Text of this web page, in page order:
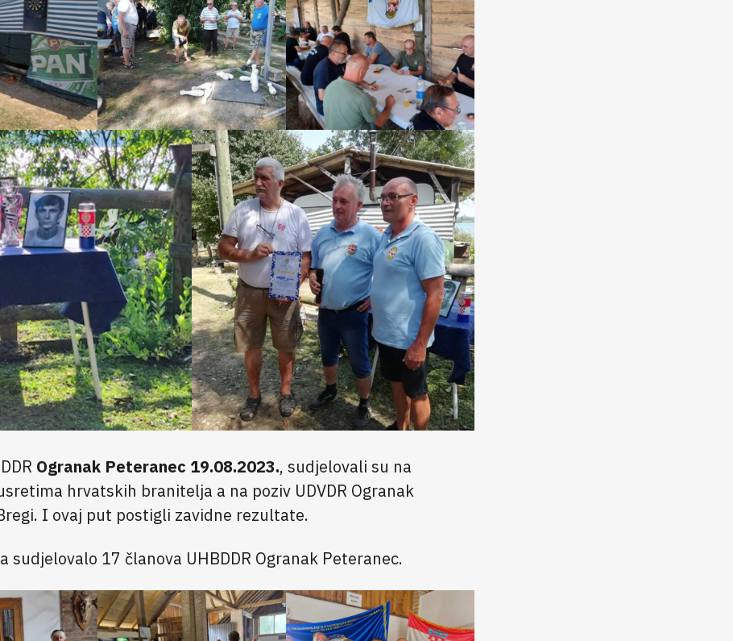
Ogranak Peteranec 19.08.2023., sudjelovali su na
hrvatskih branitelja a na poziv UDVDR Ogranak
I ovaj put postigli zavidne rezultate.
sudjelovalo 17 članova UHBDDR Ogranak Peteranec.